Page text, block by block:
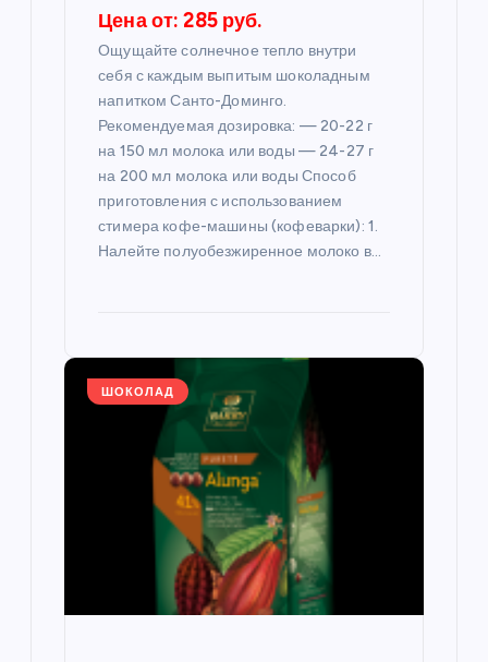
Цена от: 285 руб.
Ощущайте солнечное тепло внутри
себя с каждым выпитым шоколадным
напитком Санто-Доминго.
Рекомендуемая дозировка: — 20-22 г
на 150 мл молока или воды — 24-27 г
на 200 мл молока или воды Способ
приготовления с использованием
стимера кофе-машины (кофеварки): 1.
Налейте полуобезжиренное молоко в…
ШОКОЛАД